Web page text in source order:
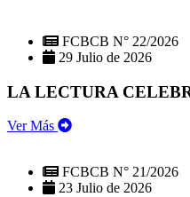
FCBCB N° 22/2026
29 Julio de 2026
LA LECTURA
Ver Más
FCBCB N° 21/2026
23 Julio de 2026